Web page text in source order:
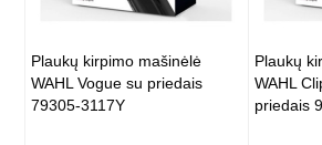
Plaukų kirpimo mašinėlė
WAHL Vogue su priedais
79305-3117Y
Plaukų
WAHL
priedais